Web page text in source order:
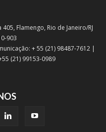
Flamengo, Rio de Janeiro/RJ
903
+ 55 (21) 98487-7612 |
(21) 99153-0989